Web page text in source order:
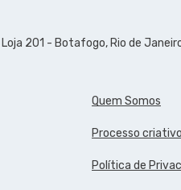
Loja 201 - Botafogo, Rio de
Quem Somos
Processo criativo
Política de